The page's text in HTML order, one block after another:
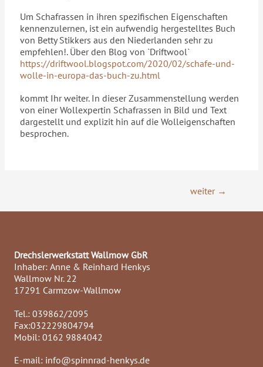
Um Schafrassen in ihren spezifischen Eigenschaften
kennenzulernen, ist ein aufwendig hergestelltes Buch
von Betty Stikkers aus den Niederlanden sehr zu
empfehlen!. Über den Blog von `Driftwool`
https://driftwool.blogspot.com/2020/02/schafe-und-
wolle-in-europa-das-buch-zu.html
kommt Ihr weiter. In dieser Zusammenstellung werden
von einer Wollexpertin Schafrassen in Bild und Text
dargestellt und explizit hin auf die Wolleigenschaften
besprochen.
weiter →
Drechslerwerkstatt Wallmow GbR
Inhaber: Anne & Reinhard Henkys
Wallmow Nr. 22
17291 Carmzow-Wallmow
Tel.: 039862/2095
Fax:032229804794
Mobil: 0162 9884042
E-mail: info@spinnrad-henkys.de